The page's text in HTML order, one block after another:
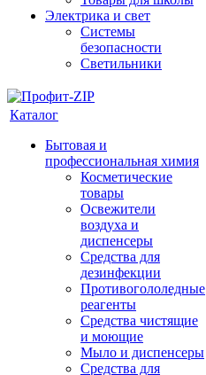
Электрика и свет
Системы
безопасности
Светильники
Каталог
Бытовая и
профессиональная химия
Косметические
товары
Освежители
воздуха и
диспенсеры
Средства для
дезинфекции
Противогололедные
реагенты
Средства чистящие
и моющие
Мыло и диспенсеры
Средства для